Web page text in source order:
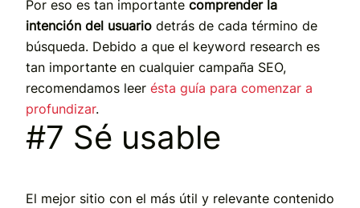
Por eso es tan importante comprender la
intención del usuario detrás de cada término de
búsqueda. Debido a que el keyword research es
tan importante en cualquier campaña SEO,
recomendamos leer ésta guía para comenzar a
profundizar.
#7 Sé usable
El mejor sitio con el más útil y relevante contenido